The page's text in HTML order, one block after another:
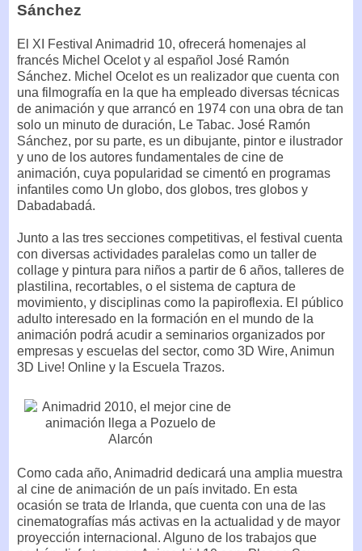
Sánchez
El XI Festival Animadrid 10, ofrecerá homenajes al
francés Michel Ocelot y al español José Ramón
Sánchez. Michel Ocelot es un realizador que cuenta con
una filmografía en la que ha empleado diversas técnicas
de animación y que arrancó en 1974 con una obra de tan
solo un minuto de duración, Le Tabac. José Ramón
Sánchez, por su parte, es un dibujante, pintor e ilustrador
y uno de los autores fundamentales de cine de
animación, cuya popularidad se cimentó en programas
infantiles como Un globo, dos globos, tres globos y
Dabadabadá.
Junto a las tres secciones competitivas, el festival cuenta
con diversas actividades paralelas como un taller de
collage y pintura para niños a partir de 6 años, talleres de
plastilina, recortables, o el sistema de captura de
movimiento, y disciplinas como la papiroflexia. El público
adulto interesado en la formación en el mundo de la
animación podrá acudir a seminarios organizados por
empresas y escuelas del sector, como 3D Wire, Animun
3D Live! Online y la Escuela Trazos.
Como cada año, Animadrid dedicará una amplia muestra
al cine de animación de un país invitado. En esta
ocasión se trata de Irlanda, que cuenta con una de las
cinematografías más activas en la actualidad y de mayor
proyección internacional. Alguno de los trabajos que